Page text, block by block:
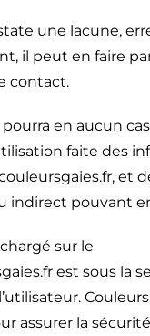
une lacune,
il peut en faire
contact.
pourra en aucun
faite des
et
indirect pouvant
sur le
est sous la
assurer la